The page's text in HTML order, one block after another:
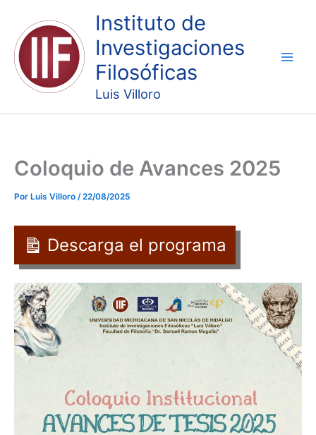
contenido
Instituto de
Investigaciones
Filosóficas
Luis Villoro
Coloquio de Avances 2025
Por Luis Villoro /22/08/2025
Descarga el programa